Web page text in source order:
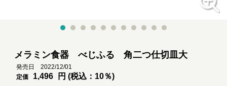
メラミン食器 べじふる 角二つ仕切皿大
発売日 2022/12/01
定価
1,496 円 (税込：10％)